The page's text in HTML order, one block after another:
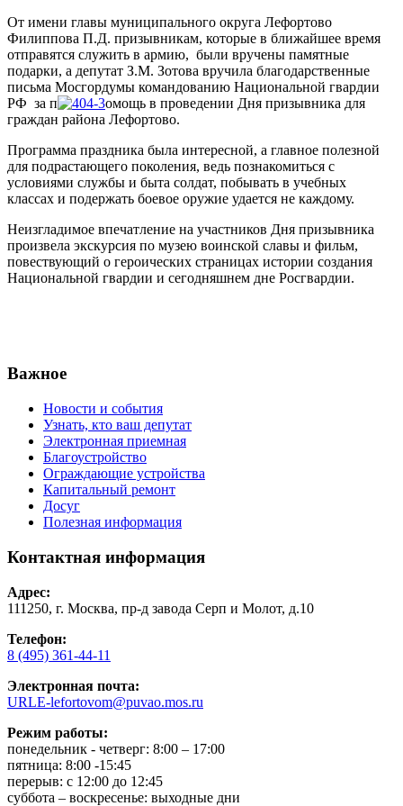
От имени главы муниципального округа Лефортово
Филиппова П.Д. призывникам, которые в ближайшее время
отправятся служить в армию, были вручены памятные
подарки, а депутат З.М. Зотова вручила благодарственные
письма Мосгордумы командованию Национальной гвардии
РФ за п
омощь в проведении Дня призывника для
граждан района Лефортово.
Программа праздника была интересной, а главное полезной
для подрастающего поколения, ведь познакомиться с
условиями службы и быта солдат, побывать в учебных
классах и подержать боевое оружие удается не каждому.
Неизгладимое впечатление на участников Дня призывника
произвела экскурсия по музею воинской славы и фильм,
повествующий о героических страницах истории создания
Национальной гвардии и сегодняшнем дне Росгвардии.
Важное
Новости и события
Узнать, кто ваш депутат
Электронная приемная
Благоустройство
Ограждающие устройства
Капитальный ремонт
Досуг
Полезная информация
Контактная информация
Адрес:
111250, г. Москва, пр-д завода Серп и Молот, д.10
Телефон:
8 (495) 361-44-11
Электронная почта:
URLE-lefortovom@puvao.mos.ru
Режим работы:
понедельник - четверг: 8:00 – 17:00
пятница: 8:00 -15:45
перерыв: с 12:00 до 12:45
суббота – воскресенье: выходные дни